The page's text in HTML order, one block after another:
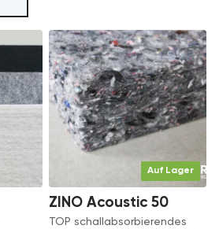
Auf Lager
ZINO Acoustic 50
TOP schallabsorbierendes